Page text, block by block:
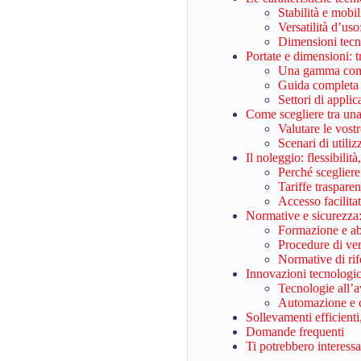
Stabilità e
Versatilità
Dimensioni
Portate e dimensioni:
Una gamma
Guida
Settori di
Come scegliere tra
Valutare le
Scenari di
Il noleggio:
Perché
Tariffe
Accesso
Normative e
Formazione e
Procedure di
Normative di
Innovazioni
Tecnologie
Automazione e
Sollevamenti
Domande frequenti
Ti potrebbero